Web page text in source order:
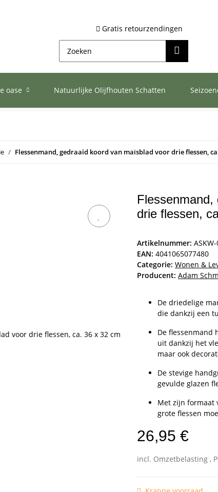
Gratis retourzendingen
oase Natuurlijke Olijfhouten Schatten
Flessenmand, gedraaid koord van maïsblad voor drie flessen,
drie flessen,
Artikelnummer:
EAN: 4041065077480
Categorie: Wonen &
Producent: Adam
De driedelige
die dankzij een
De flessenmand
uit dankzij het
maar ook
De stevige
gevulde glazen
Met zijn formaat
grote flessen
26,95 €
incl. Omzetbelasting ,